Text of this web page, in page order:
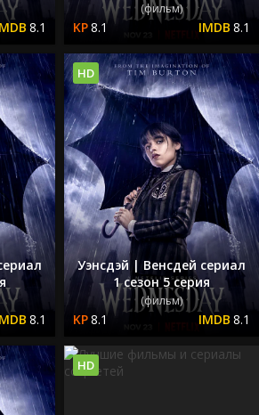
8.1
(фильм)
8.1 8.1
8.1
Уэнсдэй | Венсдей сериал
1 сезон 5 серия
(фильм)
8.1 8.1
HD
HD